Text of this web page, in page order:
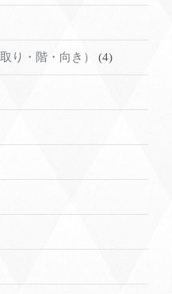
り・階・向き） (4)